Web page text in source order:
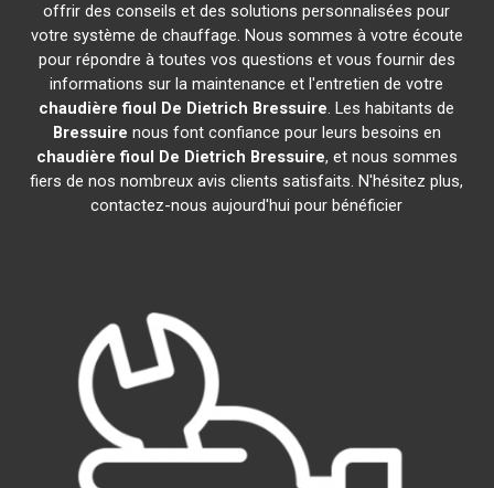
offrir des conseils et des solutions personnalisées pour
votre système de chauffage. Nous sommes à votre écoute
pour répondre à toutes vos questions et vous fournir des
informations sur la maintenance et l'entretien de votre
chaudière fioul De Dietrich Bressuire. Les habitants de
Bressuire nous font confiance pour leurs besoins en
chaudière fioul De Dietrich Bressuire, et nous sommes
fiers de nos nombreux avis clients satisfaits. N'hésitez plus,
contactez-nous aujourd'hui pour bénéficier